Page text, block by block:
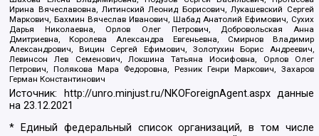
Ирина Вячеславовна, Литинский Леонид Борисович, Лукашевский Сергей
Маркович, Бахмин Вячеслав Иванович, Шабад Анатолий Ефимович, Сухих
Дарья Николаевна, Орлов Олег Петрович, Добровольская Анна
Дмитриевна, Королева Александра Евгеньевна, Смирнов Владимир
Александрович, Вицин Сергей Ефимович, Золотухин Борис Андреевич,
Левинсон Лев Семенович, Локшина Татьяна Иосифовна, Орлов Олег
Петрович, Полякова Мара Федоровна, Резник Генри Маркович, Захаров
Герман Константинович
Источник: http://unro.minjust.ru/NKOForeignAgent.aspxданные
на23.12.2021
* Единый федеральный список организаций, в том числе